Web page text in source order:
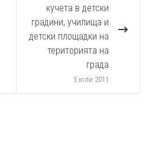
кучета в детски
градини, училища и
детски площадки на
територията на
града
5 юли 2011